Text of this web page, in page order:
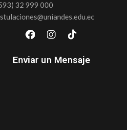
32 999 000
F
a
e
I
n
t
T
i
t
Enviar un Mensaje